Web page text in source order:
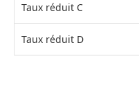
Taux réduit C
Taux réduit D